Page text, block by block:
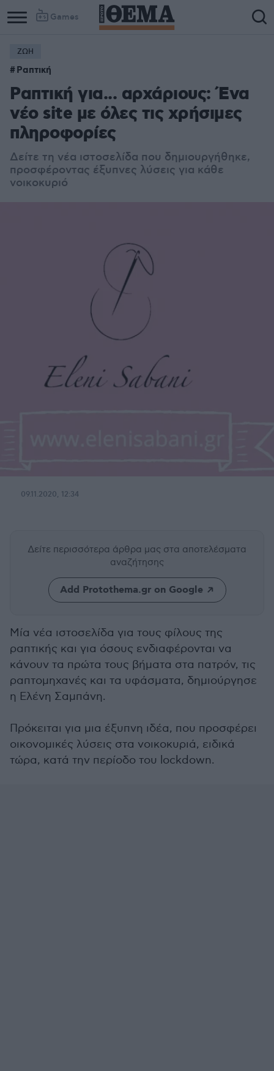
Games
ΖΩΗ
Ραπτική
Ραπτική για... αρχάριους: Ένα
νέο site με όλες τις χρήσιμες
πληροφορίες
Δείτε τη νέα ιστοσελίδα που δημιουργήθηκε,
προσφέροντας έξυπνες λύσεις για κάθε
νοικοκυριό
09.11.2020, 12:34
Δείτε περισσότερα άρθρα μας στα αποτελέσματα
αναζήτησης
Add Protothema.gr on Google
Μία νέα ιστοσελίδα για τους φίλους της
ραπτικής και για όσους ενδιαφέρονται να
κάνουν τα πρώτα τους βήματα στα πατρόν, τις
ραπτομηχανές και τα υφάσματα, δημιούργησε
η Ελένη Σαμπάνη.
Πρόκειται για μια έξυπνη ιδέα, που προσφέρει
οικονομικές λύσεις στα νοικοκυριά, ειδικά
τώρα, κατά την περίοδο του lockdown.